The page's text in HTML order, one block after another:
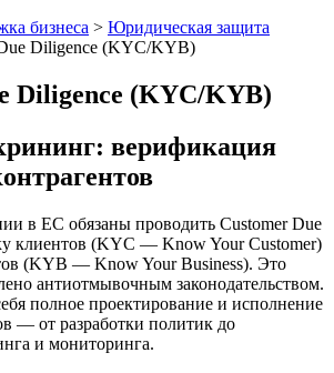
бизнеса > Юридическая защита
Diligence (KYC/KYB)
Diligence (KYC/KYB)
верификация
в ЕС обязаны проводить Customer Due
клиентов (KYC — Know Your Customer)
(KYB — Know Your Business). Это
антиотмывочным законодательством.
полное проектирование и исполнение
— от разработки политик до
и мониторинга.